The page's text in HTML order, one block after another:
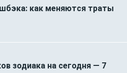
как меняются траты
зодиака на сегодня — 7